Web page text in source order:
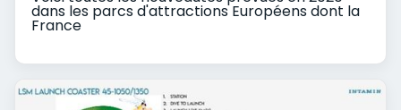
dans les parcs d'attractions Européens dont la
France